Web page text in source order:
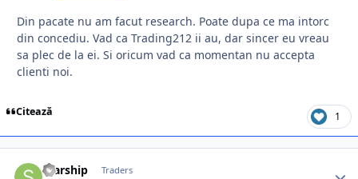
Din pacate nu am facut research. Poate dupa ce ma intorc
din concediu. Vad ca Trading212 ii au, dar sincer eu vreau
sa plec de la ei. Si oricum vad ca momentan nu accepta
clienti noi.
Citează 1
Starship Traders